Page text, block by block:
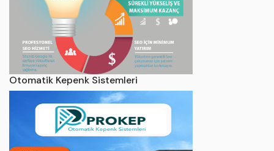
Otomatik Kepenk Sistemleri